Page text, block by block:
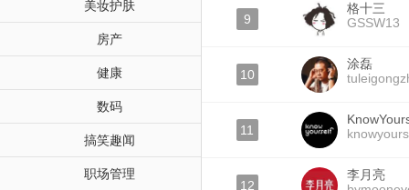
美妆护肤
房产
健康
数码
搞笑趣闻
职场管理
9
格十三
GSSW13
10
涂磊
11
12
李月亮